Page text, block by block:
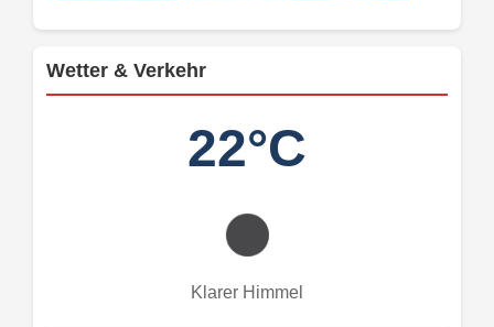
Wetter & Verkehr
22°C
Klarer Himmel